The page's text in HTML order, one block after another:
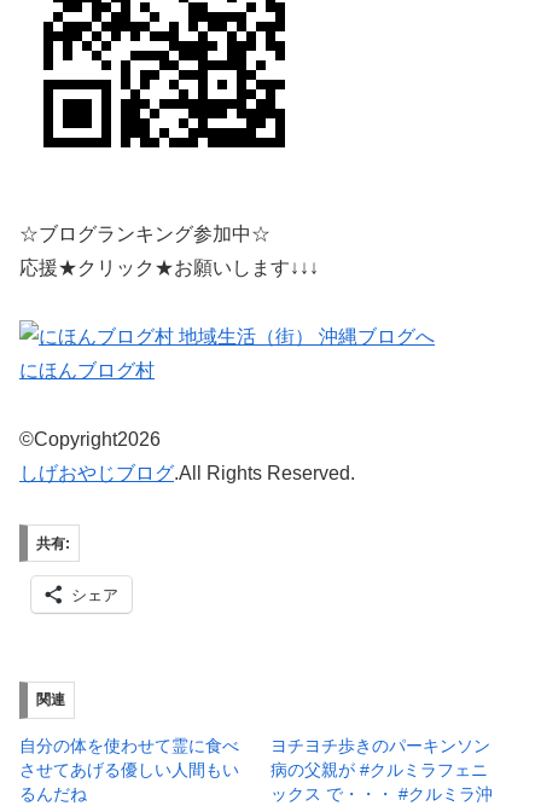
☆ブログランキング参加中☆
応援★クリック★お願いします↓↓↓
にほんブログ村
©Copyright2026
しげおやじブログ.All Rights Reserved.
共有:
シェア
関連
自分の体を使わせて霊に食べ
させてあげる優しい人間もい
るんだね
ヨチヨチ歩きのパーキンソン
病の父親が #クルミラフェニ
ックス で・・・ #クルミラ沖